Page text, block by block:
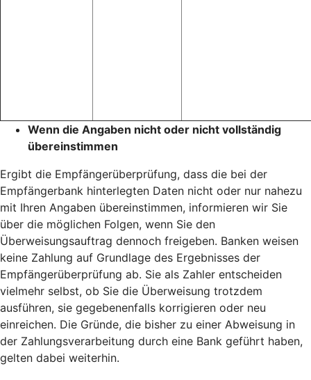
Wenn die Angaben nicht oder nicht vollständig
übereinstimmen
Ergibt die Empfängerüberprüfung, dass die bei der
Empfängerbank hinterlegten Daten nicht oder nur nahezu
mit Ihren Angaben übereinstimmen, informieren wir Sie
über die möglichen Folgen, wenn Sie den
Überweisungsauftrag dennoch freigeben. Banken weisen
keine Zahlung auf Grundlage des Ergebnisses der
Empfängerüberprüfung ab. Sie als Zahler entscheiden
vielmehr selbst, ob Sie die Überweisung trotzdem
ausführen, sie gegebenenfalls korrigieren oder neu
einreichen. Die Gründe, die bisher zu einer Abweisung in
der Zahlungsverarbeitung durch eine Bank geführt haben,
gelten dabei weiterhin.